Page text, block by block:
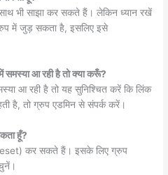
भी साझा कर सकते हैं। लेकिन ध्यान रखें
में जुड़ सकता है, इसलिए इसे
आ रही है तो क्या करूँ?
आ रही है तो यह सुनिश्चित करें कि लिंक
है, तो ग्रुप एडमिन से संपर्क करें।
हूँ?
कर सकते हैं। इसके लिए ग्रुप